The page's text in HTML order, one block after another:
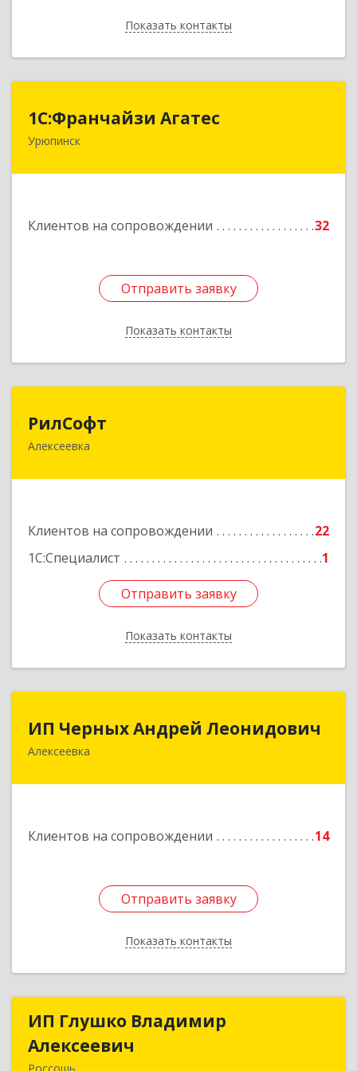
Показать контакты
Назад
1С:Франчайзи Агатес
Урюпинск
Клиентов на сопровождении 32
Отправить заявку
Показать контакты
403113, Волгоградская обл, Урюпинск г, Ленина
Отправить заявку
Назад
РилСофт
Алексеевка
Клиентов на сопровождении
22
1С:Специалист
1
Отправить заявку
Показать контакты
309850, Белгородская обл, Алексеевский р-н,
Отправить заявку
Назад
ИП Черных Андрей Леонидович
Алексеевка
Клиентов на сопровождении 14
Отправить заявку
Показать контакты
ИП Черных Андрей Леонидович
309850, Белгородская обл, Алексеевский р-н,
Отправить заявку
Назад
ИП Глушко Владимир
Алексеевич
ИП Глушко Владимир